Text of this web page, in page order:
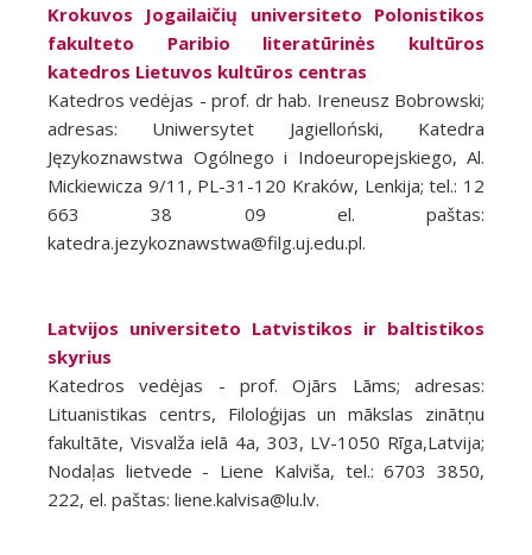
Krokuvos Jogailaičių universiteto Polonistikos
fakulteto Paribio literatūrinės kultūros
katedros Lietuvos kultūros centras
Katedros vedėjas - prof. dr hab. Ireneusz Bobrowski;
adresas: Uniwersytet Jagielloński, Katedra
Językoznawstwa Ogólnego i Indoeuropejskiego, Al.
Mickiewicza 9/11, PL-31-120 Kraków, Lenkija; tel.: 12
663 38 09 el. paštas:
katedra.jezykoznawstwa@filg.uj.edu.pl.
Latvijos universiteto Latvistikos ir baltistikos
skyrius
Katedros vedėjas - prof. Ojārs Lāms; adresas:
Lituanistikas centrs, Filoloģijas un mākslas zinātņu
fakultāte, Visvalža ielā 4a, 303, LV-1050 Rīga,Latvija;
Nodaļas lietvede - Liene Kalviša, tel.: 6703 3850,
222, el. paštas: liene.kalvisa@lu.lv.